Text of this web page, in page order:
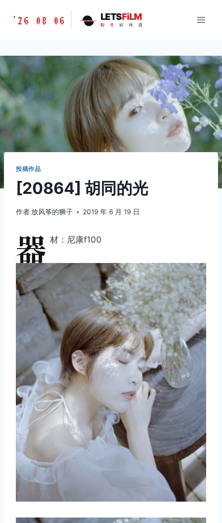
胶
味
道
LETSFILM
'26 08 06 LETSFiLM
胶 片 的 味 道
投稿作品
[20864] 胡同的光
作者 放风筝的狮子 2019 年 6 月 19 日
器 材：尼康f100